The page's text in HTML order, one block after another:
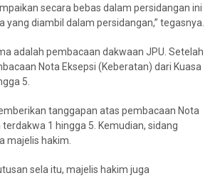
secara bebas dalam persidangan ini
yang diambil dalam persidangan,” tegasnya.
adalah pembacaan dakwaan JPU. Setelah
Nota Eksepsi (Keberatan) dari Kuasa
5.
tanggapan atas pembacaan Nota
terdakwa 1 hingga 5. Kemudian, sidang
majelis hakim.
sela itu, majelis hakim juga